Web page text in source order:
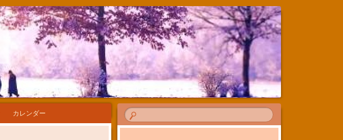
カレンダー